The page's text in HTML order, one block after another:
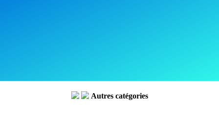
Autres catégories